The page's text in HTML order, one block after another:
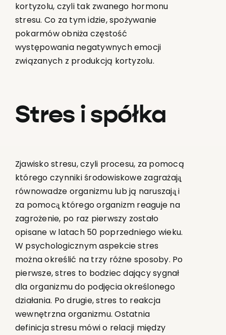
kortyzolu, czyli tak zwanego hormonu
stresu. Co za tym idzie, spożywanie
pokarmów obniża częstość
występowania negatywnych emocji
związanych z produkcją kortyzolu.
Stres i spółka
Zjawisko stresu, czyli procesu, za pomocą
którego czynniki środowiskowe zagrażają̨
równowadze organizmu lub ją naruszają̨ i
za pomocą̨ którego organizm reaguje na
zagrożenie, po raz pierwszy zostało
opisane w latach 50 poprzedniego wieku.
W psychologicznym aspekcie stres
można określić na trzy różne sposoby. Po
pierwsze, stres to bodziec dający sygnał
dla organizmu do podjęcia określonego
działania. Po drugie, stres to reakcja
wewnętrzna organizmu. Ostatnia
definicja stresu mówi o relacji między